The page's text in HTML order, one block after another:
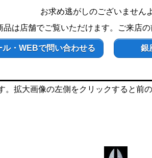
お求め逃がしのございません
は店舗でご覧いただけます。ご来店の
ル・WEBで問い合わせる 銀
拡大画像の左側をクリックすると前